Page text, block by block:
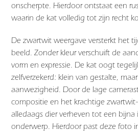
onscherpte. Hierdoor ontstaat een
waarin de kat volledig tot zijn recht
De zwartwit weergave versterkt het
beeld. Zonder kleur verschuift de
vorm en expressie. De kat oogt
zelfverzekerd: klein van gestalte,
aanwezigheid. Door de lage
compositie en het krachtige
alledaags dier verheven tot een bijna
onderwerp. Hierdoor past deze foto